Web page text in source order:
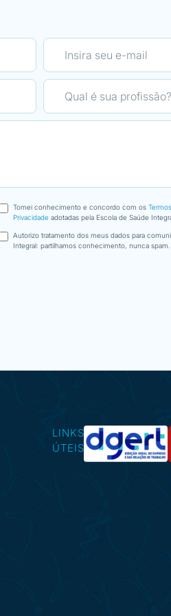
EMAC, aos seus
e organização, pelo
as formações,
ótica, torna essa
por esta
Tomei conhecimento e concordo com os
Privacidade adotadas pela Escola de Saúde
Autorizo tratamento dos meus dados para
Integral: partilhamos conhecimento, nunca
LINKS
ÚTEIS